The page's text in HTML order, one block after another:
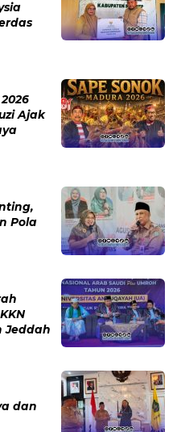
Ajak
Pola
Jeddah
dan